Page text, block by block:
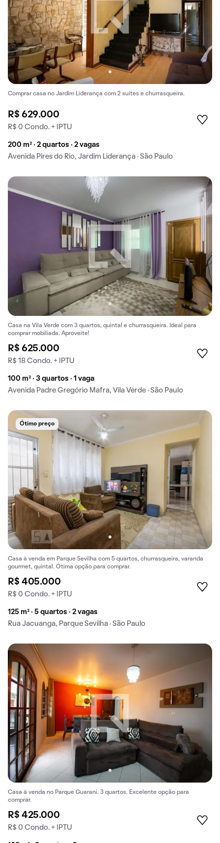
Comprar casa no Jardim Liderança com 2 suítes e churrasqueira.
R$ 629.000
R$ 0 Condo. + IPTU
200 m² · 2 quartos · 2 vagas
Avenida Pires do Rio, Jardim Liderança · São Paulo
Casa na Vila Verde com 3 quartos, quintal e churrasqueira. Ideal para
comprar mobiliada. Aproveite!
R$ 625.000
R$ 18 Condo. + IPTU
100 m² · 3 quartos · 1 vaga
Avenida Padre Gregório Mafra, Vila Verde · São Paulo
Ótimo preço
Casa à venda em Parque Sevilha com 5 quartos, churrasqueira, varanda
gourmet, quintal. Ótima opção para comprar.
R$ 405.000
R$ 0 Condo. + IPTU
125 m² · 5 quartos · 2 vagas
Rua Jacuanga, Parque Sevilha · São Paulo
Casa à venda no Parque Guarani. 3 quartos. Excelente opção para
comprar.
R$ 425.000
R$ 0 Condo. + IPTU